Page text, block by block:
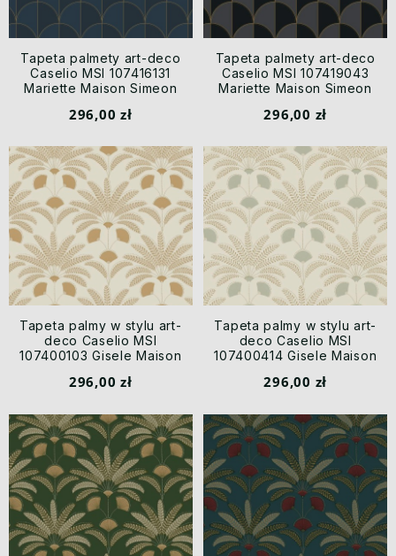
Tapeta palmety art-deco
Caselio MSI 107416131
Mariette Maison Simeon
296,00 zł
Tapeta palmety art-deco
Caselio MSI 107419043
Mariette Maison Simeon
296,00 zł
Tapeta palmy w stylu art-
deco Caselio MSI
107400103 Gisele Maison
296,00 zł
Tapeta palmy w stylu art-
deco Caselio MSI
107400414 Gisele Maison
296,00 zł